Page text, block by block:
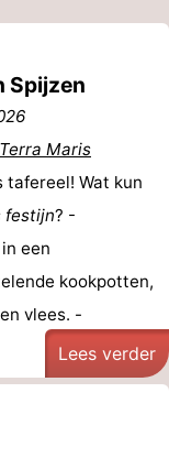
Spijzen
Terra Maris
Wat kun
festijn? -
een
kookpotten,
vlees. -
Lees verder